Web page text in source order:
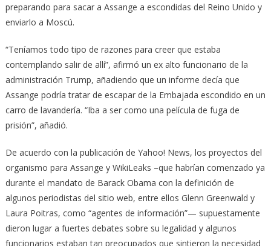
preparando para sacar a Assange a escondidas del Reino Unido y
enviarlo a Moscú.
“Teníamos todo tipo de razones para creer que estaba
contemplando salir de allí”, afirmó un ex alto funcionario de la
administración Trump, añadiendo que un informe decía que
Assange podría tratar de escapar de la Embajada escondido en un
carro de lavandería. “Iba a ser como una película de fuga de
prisión”, añadió.
De acuerdo con la publicación de Yahoo! News, los proyectos del
organismo para Assange y WikiLeaks –que habrían comenzado ya
durante el mandato de Barack Obama con la definición de
algunos periodistas del sitio web, entre ellos Glenn Greenwald y
Laura Poitras, como “agentes de información”— supuestamente
dieron lugar a fuertes debates sobre su legalidad y algunos
funcionarios estaban tan preocupados que sintieron la necesidad